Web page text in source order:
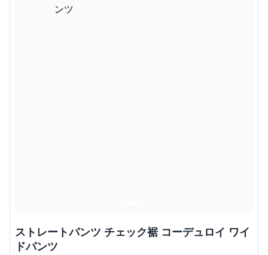
ストレートパンツ チェック裾 コーデュロイ ワイ
ドパンツ